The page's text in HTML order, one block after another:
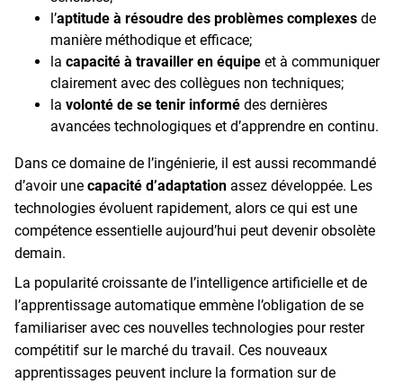
l’aptitude à résoudre des problèmes complexes de
manière méthodique et efficace;
la capacité à travailler en équipe et à communiquer
clairement avec des collègues non techniques;
la volonté de se tenir informé des dernières
avancées technologiques et d’apprendre en continu.
Dans ce domaine de l’ingénierie, il est aussi recommandé
d’avoir une capacité d’adaptation assez développée. Les
technologies évoluent rapidement, alors ce qui est une
compétence essentielle aujourd’hui peut devenir obsolète
demain.
La popularité croissante de l’intelligence artificielle et de
l’apprentissage automatique emmène l’obligation de se
familiariser avec ces nouvelles technologies pour rester
compétitif sur le marché du travail. Ces nouveaux
apprentissages peuvent inclure la formation sur de